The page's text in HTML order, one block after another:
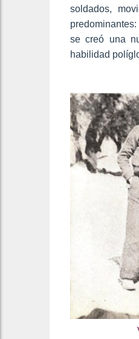
soldados,
se creó una
habilidad